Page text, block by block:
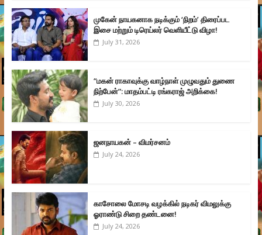
முகேன் நாயகனாக நடிக்கும் ‘நிறம்’ திரைப்பட
இசை மற்றும் டிரெய்லர் வெளியீட்டு விழா!
July 31, 2026
“மகன் ராகாவுக்கு வாழ்நாள் முழுவதும் துணை
நிற்பேன்”: மாதம்பட்டி ரங்கராஜ் அறிக்கை!
July 30, 2026
ஜனநாயகன் – விமர்சனம்
July 24, 2026
காசோலை மோசடி வழக்கில் நடிகர் விமலுக்கு
ஓராண்டு சிறை தண்டனை!
July 24, 2026